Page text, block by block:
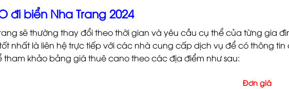
đi biển Nha Trang 2024
sẽ thường thay đổi theo thời gian và yêu cầu cụ thể của từng gia
nhất là liên hệ trực tiếp với các nhà cung cấp dịch vụ để có thông tin
tham khảo bảng giá thuê cano theo các địa điểm như sau:
Đơn giá